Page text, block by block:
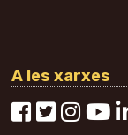
A les xarxes